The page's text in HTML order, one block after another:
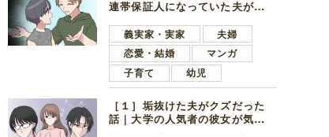
連帯保証人になっていた夫が家
言ってきた
義実家・実家
夫婦
恋愛・結婚
マンガ
子育て
幼児
［１］垢抜けた夫がクズだった
話｜大学の人気者の彼女が気に